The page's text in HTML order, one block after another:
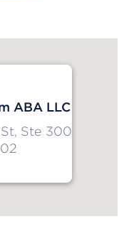
ABA LLC
Ste 300